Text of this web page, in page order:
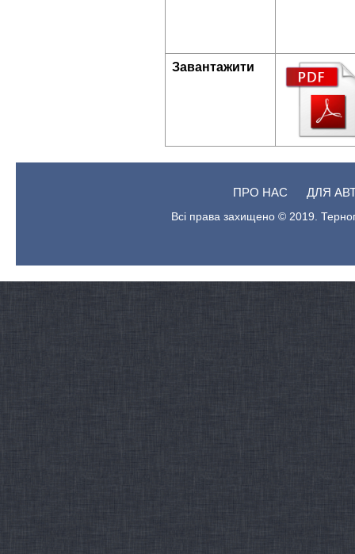
Завантажити
ПРО НАС ДЛЯ
Всі права захищено © 2019.